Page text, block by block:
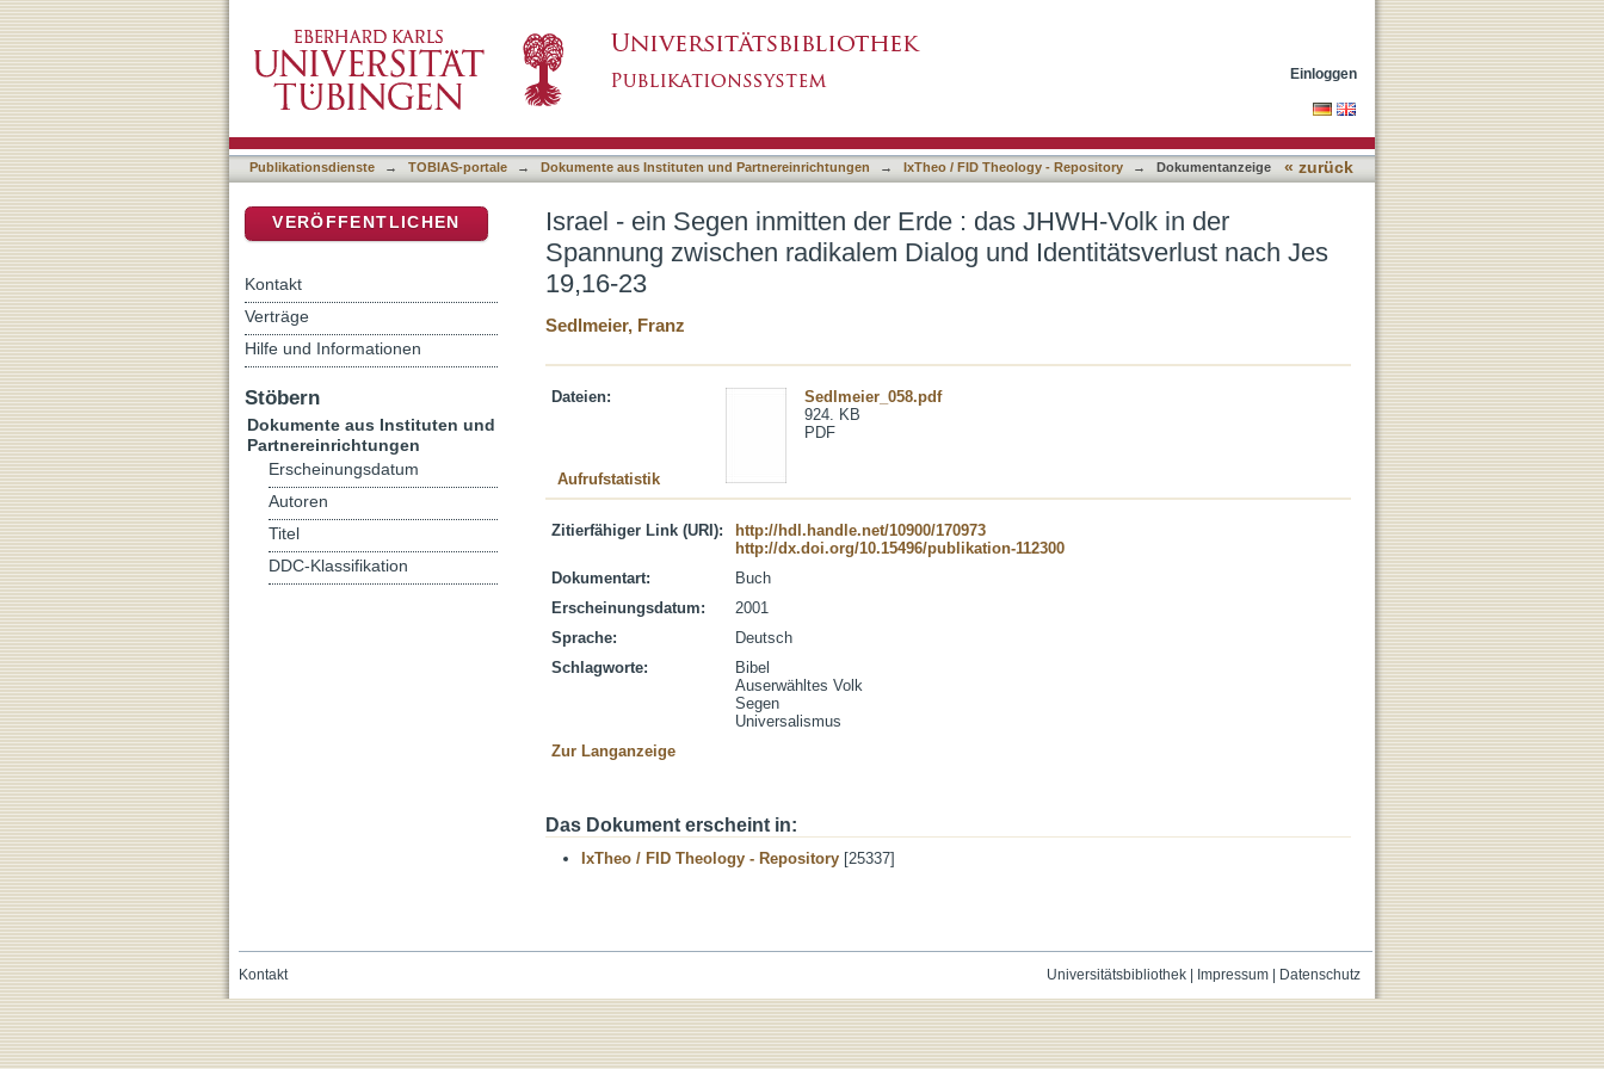
und Identitätsverlust nach Jes 19,16-23
Einloggen
Publikationsdienste → TOBIAS-portale → Dokumente aus Instituten und Partnereinrichtungen → IxTheo / FID Theology - Repository → Dokumentanzeige « zurück
Israel - ein Segen inmitten der Erde : das JHWH-Volk in der
Spannung zwischen radikalem Dialog und Identitätsverlust nach Jes
19,16-23
Sedlmeier, Franz
Dateien:
Sedlmeier_058.pdf
924. KB
PDF
Aufrufstatistik
Zitierfähiger Link (URI):
http://hdl.handle.net/10900/170973
http://dx.doi.org/10.15496/publikation-112300
Dokumentart:
Buch
Erscheinungsdatum:
2001
Sprache:
Deutsch
Schlagworte:
Bibel
Auserwähltes Volk
Segen
Universalismus
Zur Langanzeige
Das Dokument erscheint in:
IxTheo / FID Theology - Repository [25337]
VERÖFFENTLICHEN
Kontakt
Verträge
Hilfe und Informationen
Stöbern
Dokumente aus Instituten und
Partnereinrichtungen
Erscheinungsdatum
Autoren
Titel
DDC-Klassifikation
Universitätsbibliothek| Impressum| Datenschutz
Kontakt